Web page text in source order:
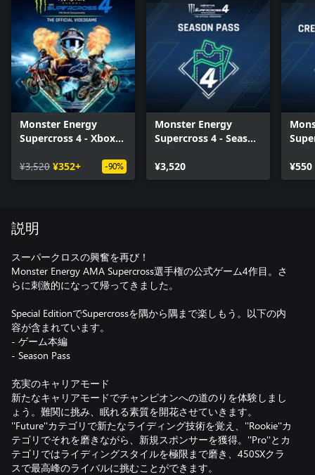
Monster Energy
Supercross 4 - Xbox
¥3,520 ¥352+ -90%
Monster Energy
Supercross 4 - Season
X|S
¥3,520 ¥550
説明
スーパークロスの興奮を再び！
Monster Energy AMA Supercross選手権の公式ゲーム4作目。さ
らに刺激的になって帰ってきました。
Special EditionでSupercrossを隅から隅まで楽しもう。以下の内
容が含まれています。
- ゲーム本編
- Season Pass
充実のキャリアモード
新たなキャリアモードでチャンピオンへの道のりを体験しまし
ょう。難関に挑み、眠れる素質を開花させていきます。
''Future''カテゴリで新たなライディング技術を覚え、''Rookie''カ
テゴリでそれを磨きながら、新規スポンサーを獲得。''Pro''とカ
テゴリではライディングスタイルを極限まで磨き、450SXクラ
スで最高峰のライバルに挑むことができます。